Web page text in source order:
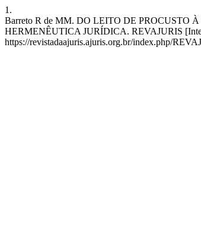
1.
Barreto R de MM. DO LEITO DE PROCUSTO
HERMENÊUTICA JURÍDICA. REVAJURIS
https://revistadaajuris.ajuris.org.br/index.php/